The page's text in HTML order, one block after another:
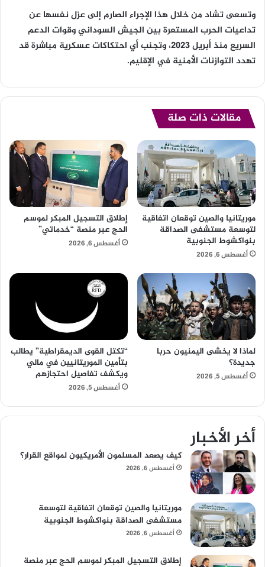
وتسعى تشاد من خلال هذا الإجراء الصارم إلى عزل نفسها عن
تداعيات الحرب المستعرة بين الجيش السوداني وقوات الدعم
السريع منذ أبريل 2023، وتجنب أي احتكاكات عسكرية مباشرة قد
تهدد التوازنات الأمنية في الإقليم.
مقالات ذات صلة
موريتانيا والصين توقعان اتفاقية
لتوسعة مستشفى الصداقة
بنواكشوط الجنوبية
أغسطس 6, 2026
إطلاق التسجيل المبكر لموسم
الحج عبر منصة “خدماتي”
أغسطس 6, 2026
لماذا لا يخشى اليمنيون حربا
جديدة؟
أغسطس 5, 2026
“تكتل القوى الديمقراطية” يطالب
بتأمين الموريتانيين في مالي
ويكشف تفاصيل احتجازهم
أغسطس 5, 2026
أخر الأخبار
كيف يصعد المسلمون الأمريكيون لمواقع القرار؟
أغسطس 6, 2026
موريتانيا والصين توقعان اتفاقية لتوسعة
مستشفى الصداقة بنواكشوط الجنوبية
أغسطس 6, 2026
إطلاق التسجيل المبكر لموسم الحج عبر منصة